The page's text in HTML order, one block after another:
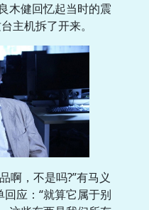
木健回忆起当时的震
主机拆了开来。
啊，不是吗?”有马义
应：“就算它属于别